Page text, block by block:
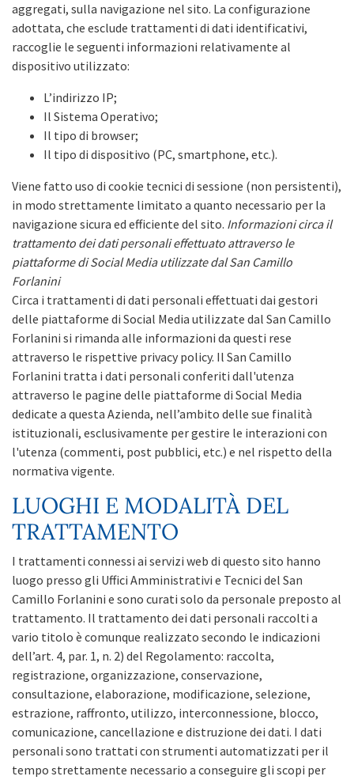
aggregati, sulla navigazione nel sito. La configurazione
adottata, che esclude trattamenti di dati identificativi,
raccoglie le seguenti informazioni relativamente al
dispositivo utilizzato:
L’indirizzo IP;
Il Sistema Operativo;
Il tipo di browser;
Il tipo di dispositivo (PC, smartphone, etc.).
Viene fatto uso di cookie tecnici di sessione (non persistenti),
in modo strettamente limitato a quanto necessario per la
navigazione sicura ed efficiente del sito. Informazioni circa il
trattamento dei dati personali effettuato attraverso le
piattaforme di Social Media utilizzate dal San Camillo
Forlanini
Circa i trattamenti di dati personali effettuati dai gestori
delle piattaforme di Social Media utilizzate dal San Camillo
Forlanini si rimanda alle informazioni da questi rese
attraverso le rispettive privacy policy. Il San Camillo
Forlanini tratta i dati personali conferiti dall'utenza
attraverso le pagine delle piattaforme di Social Media
dedicate a questa Azienda, nell’ambito delle sue finalità
istituzionali, esclusivamente per gestire le interazioni con
l'utenza (commenti, post pubblici, etc.) e nel rispetto della
normativa vigente.
LUOGHI E MODALITÀ DEL
TRATTAMENTO
I trattamenti connessi ai servizi web di questo sito hanno
luogo presso gli Uffici Amministrativi e Tecnici del San
Camillo Forlanini e sono curati solo da personale preposto al
trattamento. Il trattamento dei dati personali raccolti a
vario titolo è comunque realizzato secondo le indicazioni
dell’art. 4, par. 1, n. 2) del Regolamento: raccolta,
registrazione, organizzazione, conservazione,
consultazione, elaborazione, modificazione, selezione,
estrazione, raffronto, utilizzo, interconnessione, blocco,
comunicazione, cancellazione e distruzione dei dati. I dati
personali sono trattati con strumenti automatizzati per il
tempo strettamente necessario a conseguire gli scopi per